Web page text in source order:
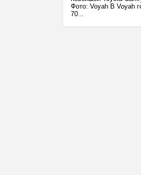
Фото: Voyah В Voyah
70...